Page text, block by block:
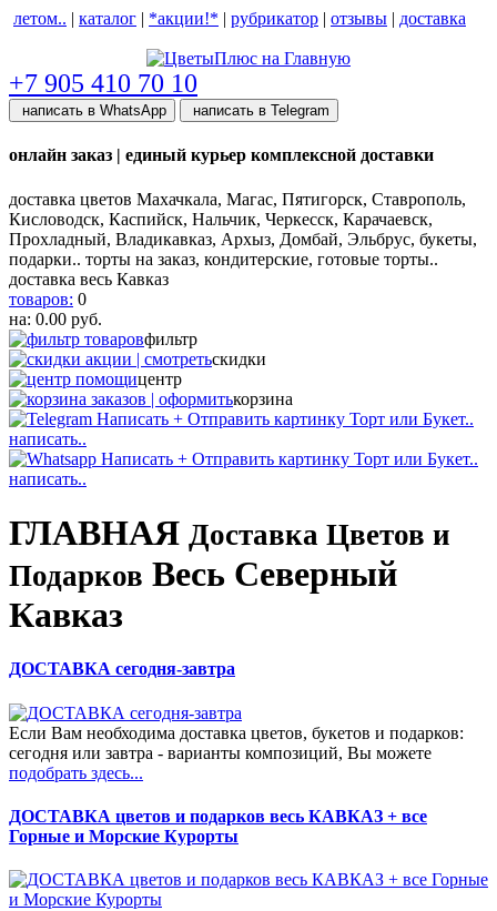
летом.. | каталог | *акции!* | рубрикатор | отзывы | доставка
+7 905 410 70 10
написать в WhatsApp написать в Telegram
онлайн заказ | единый курьер комплексной доставки
доставка цветов Махачкала, Магас, Пятигорск, Ставрополь,
Кисловодск, Каспийск, Нальчик, Черкесск, Карачаевск,
Прохладный, Владикавказ, Архыз, Домбай, Эльбрус, букеты,
подарки.. торты на заказ, кондитерские, готовые торты..
доставка весь Кавказ
товаров: 0
на: 0.00 руб.
фильтр
скидки
центр
корзина
написать..
написать..
ГЛАВНАЯ Доставка Цветов и
Подарков Весь Северный
Кавказ
ДОСТАВКА сегодня-завтра
Если Вам необходима доставка цветов, букетов и подарков:
сегодня или завтра - варианты композиций, Вы можете
подобрать здесь...
ДОСТАВКА цветов и подарков весь КАВКАЗ + все
Горные и Морские Курорты